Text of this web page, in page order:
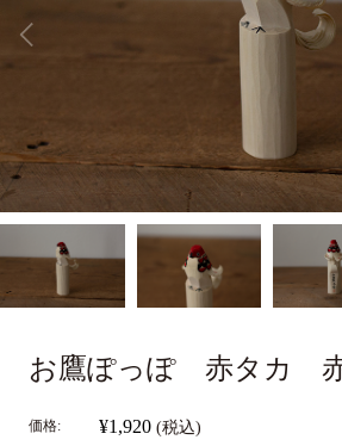
お鷹ぽっぽ 赤タカ
価格: ¥1,920 (税込)